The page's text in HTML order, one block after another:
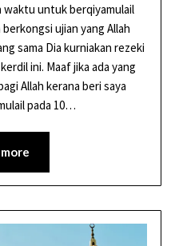
waktu untuk berqiyamulail
ujian yang Allah
sama Dia kurniakan rezeki
ini. Maaf jika ada yang
Allah kerana beri saya
pada 10…